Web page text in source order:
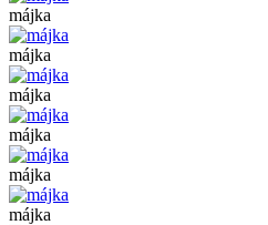
májka
májka
májka
májka
májka
májka